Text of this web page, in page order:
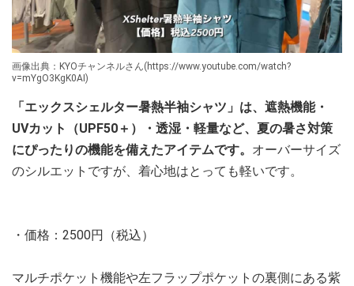
画像出典：KYOチャンネルさん(https://www.youtube.com/watch?
v=mYgO3KgK0AI)
「エックスシェルター暑熱半袖シャツ」は、遮熱機能・
UVカット（UPF50＋）・透湿・軽量など、夏の暑さ対策
にぴったりの機能を備えたアイテムです。 オーバーサイズ
のシルエットですが、着心地はとっても軽いです。
・価格：2500円（税込）
マルチポケット機能や左フラップポケットの裏側にある紫